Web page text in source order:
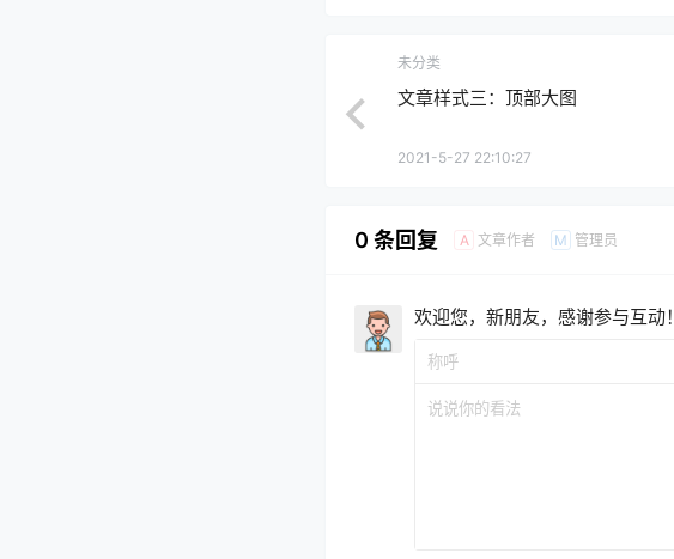
未分类
文章样式三：顶部大图
2021-5-27 22:10:27
0 条回复 A 文章作者 M 管理员
欢迎您，新朋友，感谢参与互动！